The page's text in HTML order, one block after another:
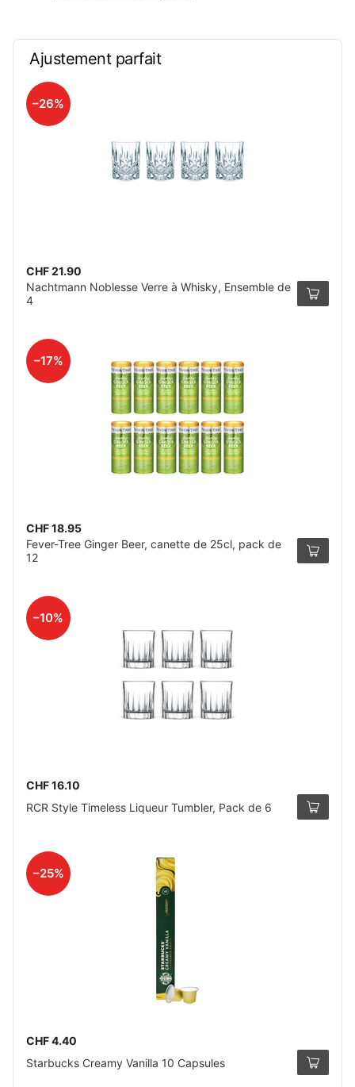
Ajustement parfait
–26%
CHF 21.90
Nachtmann Noblesse Verre à Whisky, Ensemble de
4
–17%
CHF 18.95
Fever-Tree Ginger Beer, canette de 25cl, pack de
12
–10%
CHF 16.10
RCR Style Timeless Liqueur Tumbler, Pack de 6
–25%
CHF 4.40
Starbucks Creamy Vanilla 10 Capsules